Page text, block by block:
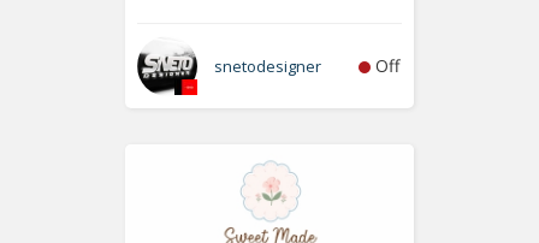
snetodesigner Off